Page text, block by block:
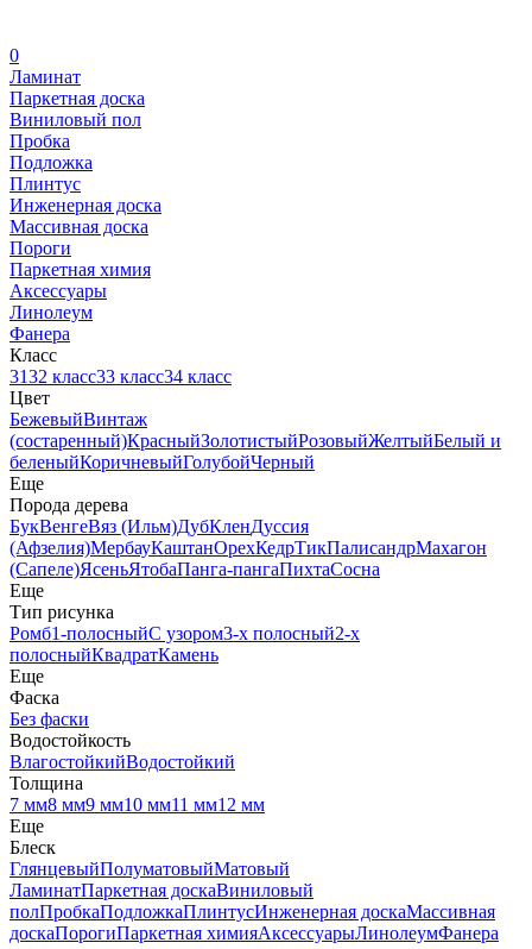
0
Ламинат
Паркетная доска
Виниловый пол
Пробка
Подложка
Плинтус
Инженерная доска
Массивная доска
Пороги
Паркетная химия
Аксессуары
Линолеум
Фанера
Класс
3132 класс33 класс34 класс
Цвет
БежевыйВинтаж
(состаренный)КрасныйЗолотистыйРозовыйЖелтыйБелый и
беленыйКоричневыйГолубойЧерный
Еще
Порода дерева
БукВенгеВяз (Ильм)ДубКленДуссия
(Афзелия)МербауКаштанОрехКедрТикПалисандрМахагон
(Сапеле)ЯсеньЯтобаПанга-пангаПихтаСосна
Еще
Тип рисунка
Ромб1-полосныйС узором3-х полосный2-х
полосныйКвадратКамень
Еще
Фаска
Без фаски
Водостойкость
ВлагостойкийВодостойкий
Толщина
7 мм8 мм9 мм10 мм11 мм12 мм
Еще
Блеск
ГлянцевыйПолуматовыйМатовый
ЛаминатПаркетная доскаВиниловый
полПробкаПодложкаПлинтусИнженерная доскаМассивная
доскаПорогиПаркетная химияАксессуарыЛинолеумФанера